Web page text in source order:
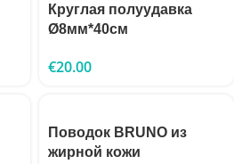
Круглая полуудавка
Ø8мм*40см
€20.00
Поводок BRUNO из
жирной кожи